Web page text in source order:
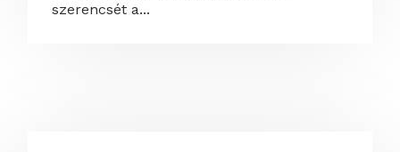
szerencsét a...